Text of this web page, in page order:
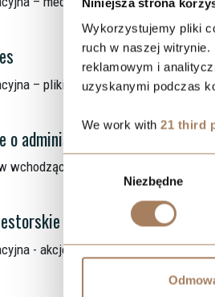
Niniejsza strona
Wykorzystujemy pliki
ruch w naszej
reklamowym i
uzyskanymi podczas
We work with 21 third
Wybór
Niezbędne
– pliki cookies
o administratorach i podmiotach
wchodzących w skład Grupy
- akcjonariusze i pełnomocnicy